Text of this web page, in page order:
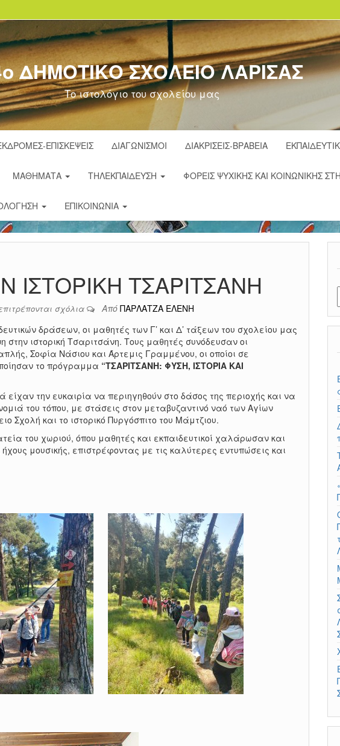
ΔΗΜΟΤΙΚΟ ΣΧΟΛΕΙΟ ΛΑΡΙΣΑΣ
Το ιστολόγιο του σχολείου μας
ΕΠΙΣΚΈΨΕΙΣ ΔΙΑΓΩΝΙΣΜΟΊ ΔΙΑΚΡΊΣΕΙΣ-ΒΡΑΒΕΊΑ
ΜΑΘΉΜΑΤΑ ΤΗΛΕΚΠΑΊΔΕΥΣΗ ΦΟΡΕΊΣ ΨΥΧΙΚΉΣ ΚΑΙ ΚΟΙΝΩΝΙΚΉΣ
ΕΠΙΚΟΙΝΩΝΊΑ
ΙΣΤΟΡΙΚΗ ΤΣΑΡΙΤΣΑΝΗ
σχόλια Από ΠΑΡΛΑΤΖΑ ΕΛΕΝΗ
δράσεων, οι μαθητές των Γ’ και Δ’ τάξεων του σχολείου μας
ιστορική Τσαριτσάνη. Τους μαθητές συνόδευσαν οι
Σοφία Νάσιου και Άρτεμις Γραμμένου, οι οποίοι σε
το πρόγραμμα “ΤΣΑΡΙΤΣΑΝΗ: ΦΥΣΗ, ΙΣΤΟΡΙΑ ΚΑΙ
την ευκαιρία να περιηγηθούν στο δάσος της περιοχής και να
του τόπου, με στάσεις στον μεταβυζαντινό ναό των Αγίων
Σχολή και το ιστορικό Πυργόσπιτο του Μάμτζιου.
του χωριού, όπου μαθητές και εκπαιδευτικοί χαλάρωσαν και
μουσικής, επιστρέφοντας με τις καλύτερες εντυπώσεις και